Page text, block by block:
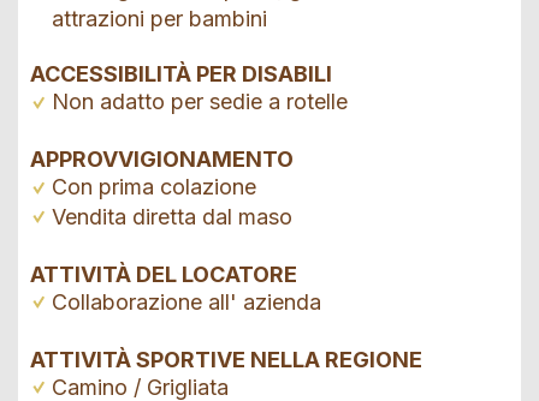
attrazioni per bambini
ACCESSIBILITÀ PER DISABILI
Non adatto per sedie a rotelle
APPROVVIGIONAMENTO
Con prima colazione
Vendita diretta dal maso
ATTIVITÀ DEL LOCATORE
Collaborazione all' azienda
ATTIVITÀ SPORTIVE NELLA REGIONE
Camino / Grigliata